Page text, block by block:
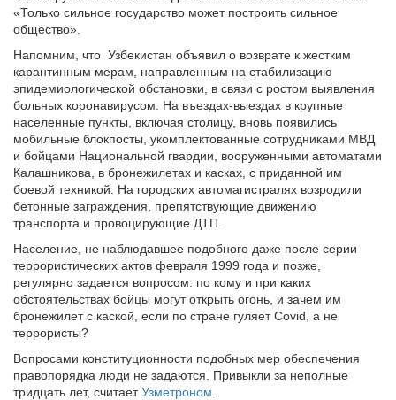
«Только сильное государство может построить сильное
общество».
Напомним, что Узбекистан объявил о возврате к жестким
карантинным мерам, направленным на стабилизацию
эпидемиологической обстановки, в связи с ростом выявления
больных коронавирусом. На въездах-выездах в крупные
населенные пункты, включая столицу, вновь появились
мобильные блокпосты, укомплектованные сотрудниками МВД
и бойцами Национальной гвардии, вооруженными автоматами
Калашникова, в бронежилетах и касках, с приданной им
боевой техникой. На городских автомагистралях возродили
бетонные заграждения, препятствующие движению
транспорта и провоцирующие ДТП.
Население, не наблюдавшее подобного даже после серии
террористических актов февраля 1999 года и позже,
регулярно задается вопросом: по кому и при каких
обстоятельствах бойцы могут открыть огонь, и зачем им
бронежилет с каской, если по стране гуляет Covid, а не
террористы?
Вопросами конституционности подобных мер обеспечения
правопорядка люди не задаются. Привыкли за неполные
тридцать лет, считаетУзметроном